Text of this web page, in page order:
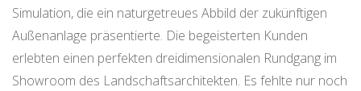
Simulation, die ein naturgetreues Abbild der zukünftigen
Außenanlage präsentierte. Die begeisterten Kunden
erlebten einen perfekten dreidimensionalen Rundgang im
Showroom des Landschaftsarchitekten. Es fehlte nur noch